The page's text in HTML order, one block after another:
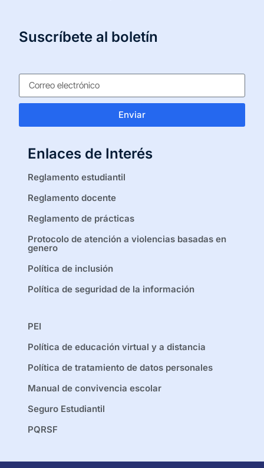
Suscríbete al boletín
Enviar
Enlaces de Interés
Reglamento estudiantil
Reglamento docente
Reglamento de prácticas
Protocolo de atención a violencias basadas en
genero
Política de inclusión
Política de seguridad de la información
PEI
Política de educación virtual y a distancia
Política de tratamiento de datos personales
Manual de convivencia escolar
Seguro Estudiantil
PQRSF